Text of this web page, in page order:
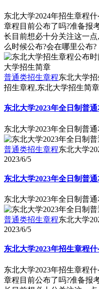
东北大学2024年招生章程
章程目前公布了吗?准备报
长目前想必十分关注这一
么时候公布?会在哪里公布?
普通类招生章程东北大学
招生章程,东北大学招生简章
东北大学2023年全日制普
东北大学2023年全日制普
普通类招生章程东北大学
2023/6/5
东北大学2023年全日制普
东北大学2023年全日制普
普通类招生章程东北大学
2023/6/5
东北大学2023年招生章程
东北大学2023年招生章程
章程目前公布了吗?准备报